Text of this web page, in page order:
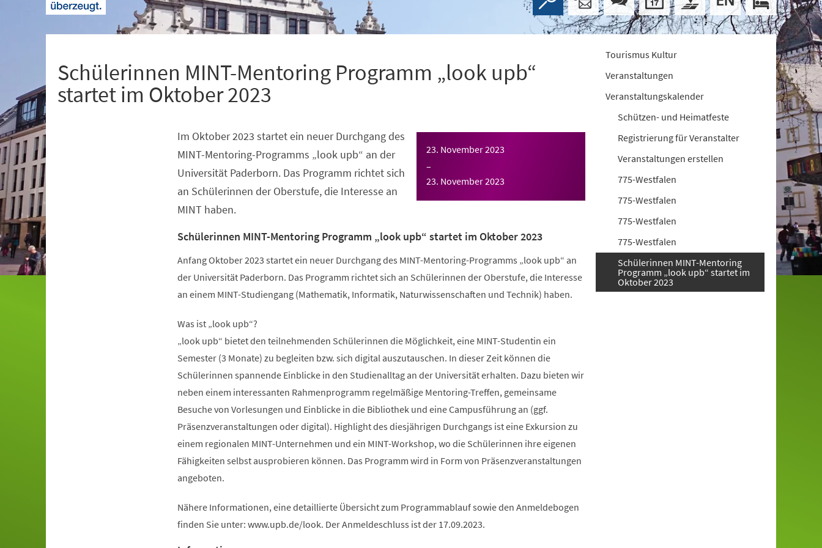
Schülerinnen MINT-Mentoring Programm „look upb“
startet im Oktober 2023
23. November 2023
–
23. November 2023
Im Oktober 2023 startet ein neuer Durchgang des
MINT-Mentoring-Programms „look upb“ an der
Universität Paderborn. Das Programm richtet sich
an Schülerinnen der Oberstufe, die Interesse an
MINT haben.
Schülerinnen MINT-Mentoring Programm „look upb“ startet im Oktober 2023
Anfang Oktober 2023 startet ein neuer Durchgang des MINT-Mentoring-Programms „look upb“ an
der Universität Paderborn. Das Programm richtet sich an Schülerinnen der Oberstufe, die Interesse
an einem MINT-Studiengang (Mathematik, Informatik, Naturwissenschaften und Technik) haben.
Was ist „look upb“?
„look upb“ bietet den teilnehmenden Schülerinnen die Möglichkeit, eine MINT-Studentin ein
Semester (3 Monate) zu begleiten bzw. sich digital auszutauschen. In dieser Zeit können die
Schülerinnen spannende Einblicke in den Studienalltag an der Universität erhalten. Dazu bieten wir
neben einem interessanten Rahmenprogramm regelmäßige Mentoring-Treffen, gemeinsame
Besuche von Vorlesungen und Einblicke in die Bibliothek und eine Campusführung an (ggf.
Präsenzveranstaltungen oder digital). Highlight des diesjährigen Durchgangs ist eine Exkursion zu
einem regionalen MINT-Unternehmen und ein MINT-Workshop, wo die Schülerinnen ihre eigenen
Fähigkeiten selbst ausprobieren können. Das Programm wird in Form von Präsenzveranstaltungen
angeboten.
Nähere Informationen, eine detaillierte Übersicht zum Programmablauf sowie den Anmeldebogen
finden Sie unter: www.upb.de/look. Der Anmeldeschluss ist der 17.09.2023.
Tourismus Kultur
Veranstaltungen
Veranstaltungskalender
Schützen- und Heimatfeste
Registrierung für Veranstalter
Veranstaltungen erstellen
775-Westfalen
775-Westfalen
775-Westfalen
775-Westfalen
Schülerinnen MINT-Mentoring
Programm „look upb“ startet im
Oktober 2023